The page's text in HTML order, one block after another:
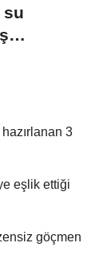
su
3
eşlik ettiği
göçmen